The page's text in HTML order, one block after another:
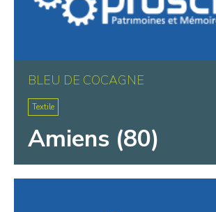
BLEU DE COCAGNE
Textile
Amiens (80)